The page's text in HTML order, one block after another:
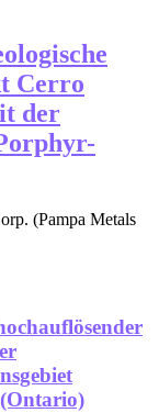
Cerro
der
(Pampa Metals